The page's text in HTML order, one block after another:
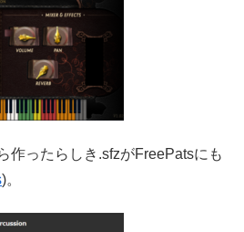
作ったらしき.sfzがFreePatsにも
)。